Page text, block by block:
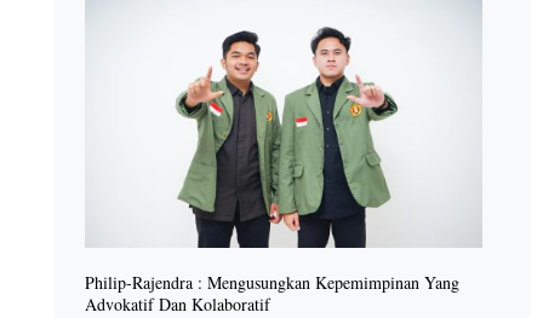
Philip-Rajendra : Mengusungkan Kepemimpinan Yang
Advokatif Dan Kolaboratif